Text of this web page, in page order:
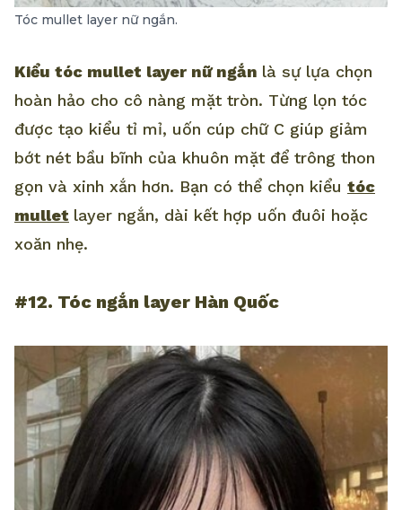
Tóc mullet layer nữ ngắn.
Kiểu tóc mullet layer nữ ngắn là sự lựa chọn
hoàn hảo cho cô nàng mặt tròn. Từng lọn tóc
được tạo kiểu tỉ mỉ, uốn cúp chữ C giúp giảm
bớt nét bầu bĩnh của khuôn mặt để trông thon
gọn và xinh xắn hơn. Bạn có thể chọn kiểu tóc
mullet layer ngắn, dài kết hợp uốn đuôi hoặc
xoăn nhẹ.
#12. Tóc ngắn layer Hàn Quốc